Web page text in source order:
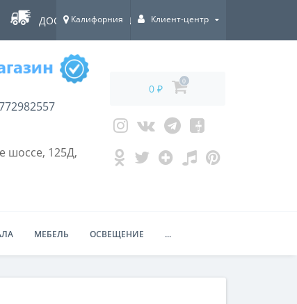
ДОСТАВКА ПО ВСЕЙ РОССИИ!
Калифорния Клиент-центр
шоссе, 125Д,
0 ₽
0
МЕБЕЛЬ ОСВЕЩЕНИЕ ...